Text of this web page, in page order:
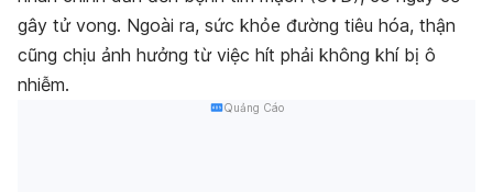
gây tử vong. Ngoài ra, sức khỏe đường tiêu hóa, thận
cũng chịu ảnh hưởng từ việc hít phải không khí bị ô
nhiễm.
Quảng Cáo